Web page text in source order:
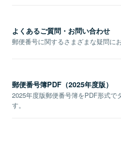
よくあるご質問・お問い合わせ
郵便番号に関するさまざまな疑問に
郵便番号簿PDF（2025年度版）
2025年度版郵便番号簿をPDF形式で
す。